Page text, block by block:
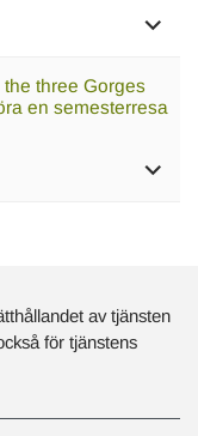
three Gorges
en semesterresa
av tjänsten
för tjänstens